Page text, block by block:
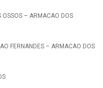
OSSOS – ARMACAO DOS
FERNANDES – ARMACAO DOS